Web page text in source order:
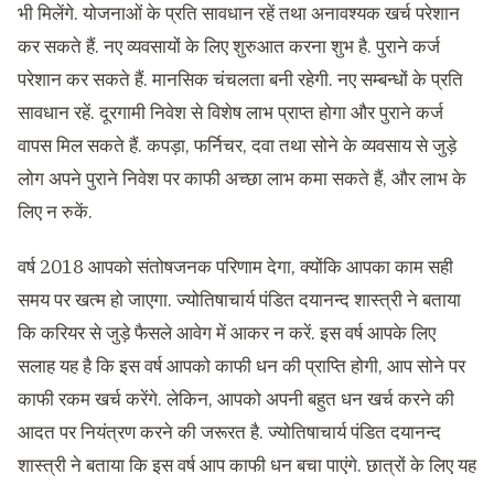
भी मिलेंगे. योजनाओं के प्रति सावधान रहें तथा अनावश्यक खर्च परेशान
कर सकते हैं. नए व्यवसायों के लिए शुरुआत करना शुभ है. पुराने कर्ज
परेशान कर सकते हैं. मानसिक चंचलता बनी रहेगी. नए सम्बन्धों के प्रति
सावधान रहें. दूरगामी निवेश से विशेष लाभ प्राप्त होगा और पुराने कर्ज
वापस मिल सकते हैं. कपड़ा, फर्निचर, दवा तथा सोने के व्यवसाय से जुड़े
लोग अपने पुराने निवेश पर काफी अच्छा लाभ कमा सकते हैं, और लाभ के
लिए न रुकें.
वर्ष 2018 आपको संतोषजनक परिणाम देगा, क्‍योंकि आपका काम सही
समय पर खत्‍म हो जाएगा. ज्योतिषाचार्य पंडित दयानन्द शास्त्री ने बताया
कि करियर से जुड़े फैसले आवेग में आकर न करें. इस वर्ष आपके लिए
सलाह यह है कि इस वर्ष आपको काफी धन की प्राप्ति होगी, आप सोने पर
काफी रकम खर्च करेंगे. लेकिन, आपको अपनी बहुत धन खर्च करने की
आदत पर नियंत्रण करने की जरूरत है. ज्योतिषाचार्य पंडित दयानन्द
शास्त्री ने बताया कि इस वर्ष आप काफी धन बचा पाएंगे. छात्रों के लिए यह